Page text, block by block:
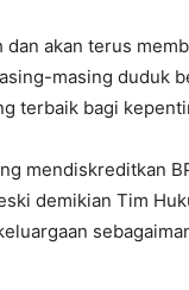
akan terus
masing duduk
terbaik bagi
mendiskreditkan
demikian Tim